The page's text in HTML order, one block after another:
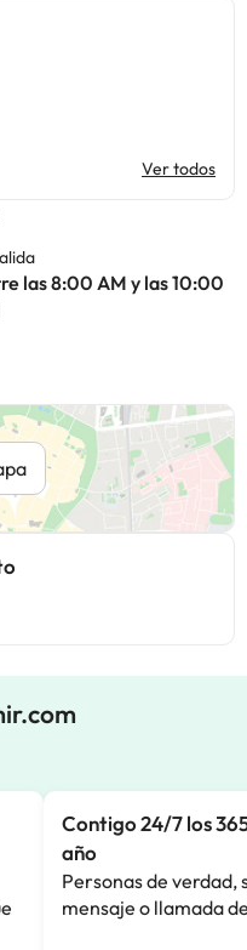
Ver todos
las 8:00 AM y las 10:00
Contigo 24/7 los
año
Personas de verdad,
mensaje o llamada